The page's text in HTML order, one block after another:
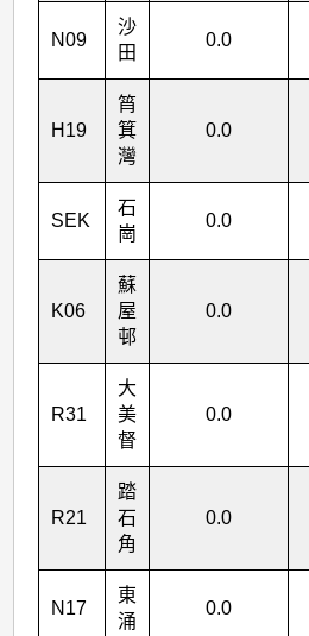
N09
沙
田
0.0
H19
筲
箕
灣
0.0
SEK
石
崗
0.0
K06
蘇
屋
邨
0.0
R31
大
美
督
0.0
R21
踏
石
角
0.0
N17
東
涌
0.0